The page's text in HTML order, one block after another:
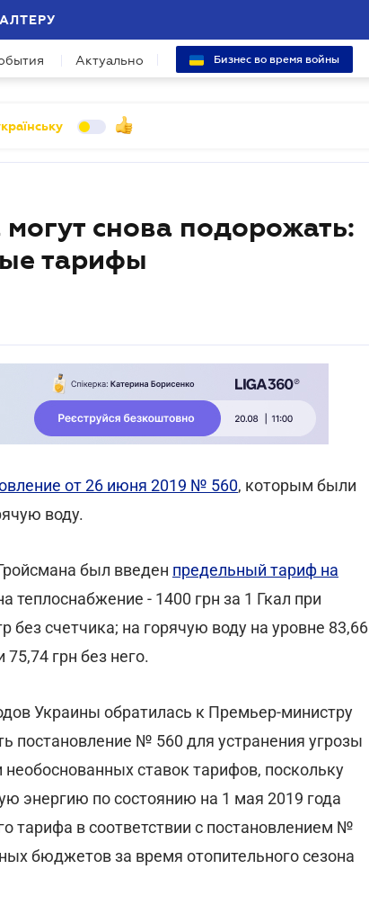
Актуально Бизнес во время войны
снова подорожать:
тарифы
от 26 июня 2019 № 560, которым были
воду.
был введен предельный тариф на
теплоснабжение - 1400 грн за 1 Гкал при
без счетчика; на горячую воду на уровне 83,66
грн без него.
Украины обратилась к Премьер-министру
постановление № 560 для устранения угрозы
ставок тарифов, поскольку
энергию по состоянию на 1 мая 2019 года
тарифа в соответствии с постановлением №
бюджетов за время отопительного сезона